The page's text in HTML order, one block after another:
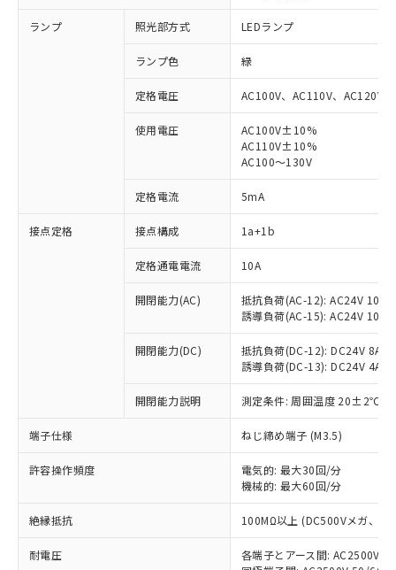
ランプ 照光部方式 LEDランプ
ランプ色 緑
定格電圧 AC100V、AC110V、AC120V
使用電圧
AC100V±10%
AC110V±10%
AC100～130V
定格電流 5mA
接点定格 接点構成 1a+1b
定格通電電流 10A
開閉能力(AC)
抵抗負荷(AC-12): AC24V 10A/
誘導負荷(AC-15): AC24V
開閉能力(DC)
抵抗負荷(DC-12): DC24V 8A/
誘導負荷(DC-13): DC24V 4A/
開閉能力説明 測定条件: 周囲温度 20±2℃、
端子仕様 ねじ締め端子 (M3.5)
許容操作頻度
電気的: 最大30回/分
機械的: 最大60回/分
絶縁抵抗 100MΩ以上 (DC500Vメガ、点
耐電圧
各端子とアース間: AC2500V
ご利用条件
以下の条件をお読みいただき、同意のうえ
本サービスは、当社制御機器事業取扱
商品の当社在庫状況および標準価格
(税抜)を提供させていただくもので
当社制御機器事業取扱商品の中には、
本サービスの対象外となる商品もある
ことをご了承ください。
※1 対応状況
対応済み：EU RoHS指令（10物質）の
非含有に対応した製品が提供可能な商品で
対応予定：EU RoHS指令（10物質）の非含
有に対応した製品に切り替える予定のある
対応予定なし：EU RoHS指令（10物質）の
非含有に非対応の商品で、対応品を出す予
調査・確認中：EU RoHS指令（10物質）の
非含有の対応状況を調査中または確認中の
商品です。
非該当品：ライセンス料など無形物で、有
害物質有無と関係のない商品です。
仕入先様の事情により、非含有部品として
いたものが、含有品と判明した場合などや
「○」：最大均質材料含有率が中国RoHSの
「×」：最大均質材料含有率が中国RoHSの
基準値を超えていることを示します。
当社は、これら貴社製品のうち、外国